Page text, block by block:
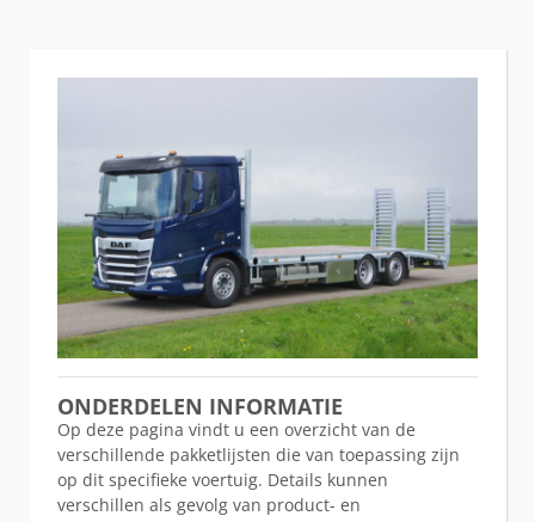
ONDERDELEN INFORMATIE
Op deze pagina vindt u een overzicht van de
verschillende pakketlijsten die van toepassing zijn
op dit specifieke voertuig. Details kunnen
verschillen als gevolg van product- en